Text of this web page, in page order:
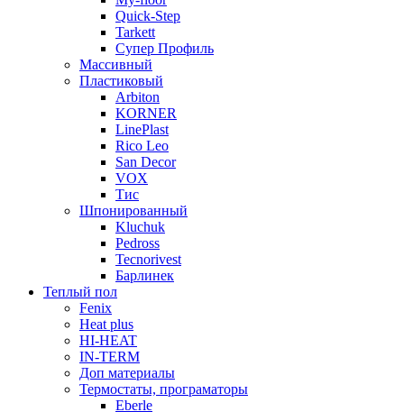
Quick-Step
Tarkett
Супер Профиль
Массивный
Пластиковый
Arbiton
KORNER
LinePlast
Rico Leo
San Decor
VOX
Тис
Шпонированный
Kluchuk
Pedross
Tecnorivest
Барлинек
Теплый пол
Fenix
Heat plus
HI-HEAT
IN-TERM
Доп материалы
Термостаты, програматоры
Eberle